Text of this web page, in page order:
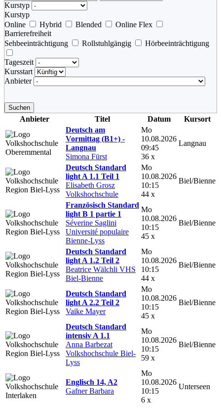
Kurstyp
Kurstyp
Online
Hybrid Blended
Online Flex
Barrierefreiheit
Sehbeeinträchtigung
Rollstuhlgängig Hörbeeinträchtigung
Tageszeit
Kursstart
Anbieter
Suchen
Anbieter Titel Datum
Kursort
Deutsch am
Vormittag (B1+) -
Langnau
Simona Fürst
Mo
10.08.2026
09:45
36 x
Langnau
Deutsch Standard
light A 1.1 Teil 1
Elisabeth Grosz
Volkshochschule
Mo
10.08.2026
10:15
44 x
Biel/Bienne
Französisch Standard
light B 1 partie 1
Séverine Saglini
Université populaire
Bienne-Lyss
Mo
10.08.2026
10:15
45 x
Biel/Bienne
Deutsch Standard
light A 1.2 Teil 2
Beatrice Wälchli VHS
Biel-Bienne
Mo
10.08.2026
10:15
44 x
Biel/Bienne
Deutsch Standard
light A 2.2 Teil 2
Vaike Mayer
Mo
10.08.2026
10:15
45 x
Biel/Bienne
Deutsch Standard
intensiv A 1.1
Anna Barbezat
Volkshochschule Biel-
Lyss
Mo
10.08.2026
10:15
59 x
Biel/Bienne
Englisch 14, A2
Gafner Barbara
Mo
10.08.2026
10:15
6 x
Unterseen